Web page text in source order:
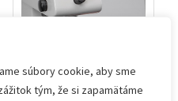
súbory cookie, aby sme
tým, že si zapamätáme
Testovanie tvrdosti